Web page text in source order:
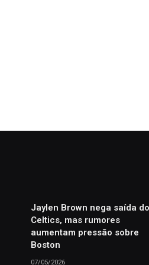
Jaylen Brown nega saída do
Celtics, mas rumores
aumentam pressão sobre
Boston
07/05/2026